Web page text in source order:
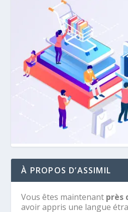
À PROPOS D’ASSIMIL
Vous êtes maintenant près
avoir appris une langue